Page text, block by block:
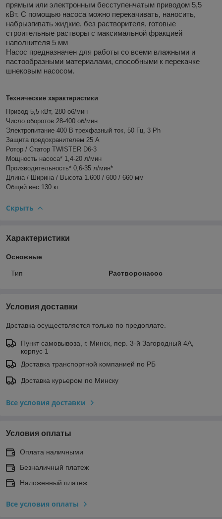
прямым или электронным бесступенчатым приводом 5,5
кВт. С помощью насоса можно перекачивать, наносить,
набрызгивать жидкие, без растворителя, готовые
строительные растворы с максимальной фракцией
наполнителя 5 мм
Насос предназначен для работы со всеми влажными и
пастообразными материалами, способными к перекачке
шнековым насосом.
Технические характеристики
Привод 5,5 кВт, 280 об/мин
Число оборотов 28-400 об/мин
Электропитание 400 В трехфазный ток, 50 Гц, 3 Ph
Защита предохранителем 25 A
Ротор / Статор TWISTER D6-3
Мощность насоса* 1,4-20 л/мин
Производительность* 0,6-35 л/мин*
Длина / Ширина / Высота 1.600 / 600 / 660 мм
Общий вес 130 кг.
Скрыть
Характеристики
Основные
Тип Растворонасос
Условия доставки
Доставка осуществляется только по предоплате.
Пункт самовывоза, г. Минск, пер. 3-й Загородный 4А,
корпус 1
Доставка транспортной компанией по РБ
Доставка курьером по Минску
Все условия доставки
Условия оплаты
Оплата наличными
Безналичный платеж
Наложенный платеж
Все условия оплаты